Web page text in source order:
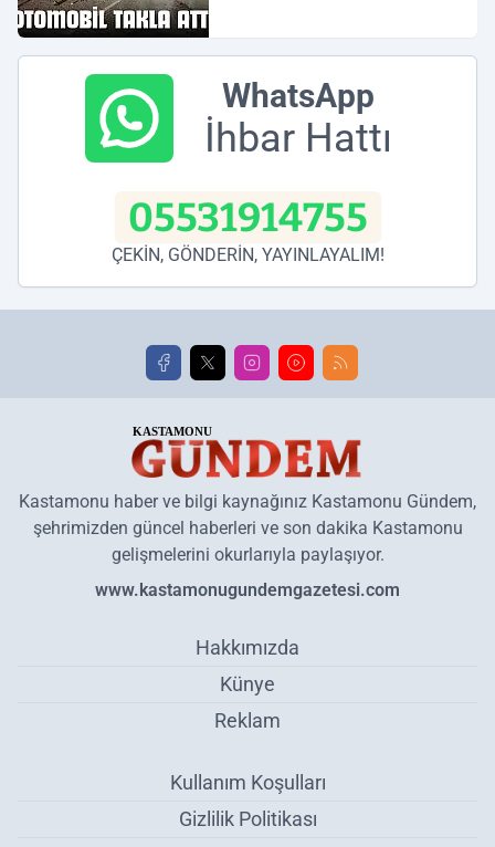
WhatsApp
İhbar Hattı
05531914755
ÇEKİN, GÖNDERİN, YAYINLAYALIM!
Kastamonu haber ve bilgi kaynağınız Kastamonu Gündem,
şehrimizden güncel haberleri ve son dakika Kastamonu
gelişmelerini okurlarıyla paylaşıyor.
www.kastamonugundemgazetesi.com
Hakkımızda
Künye
Reklam
Kullanım Koşulları
Gizlilik Politikası